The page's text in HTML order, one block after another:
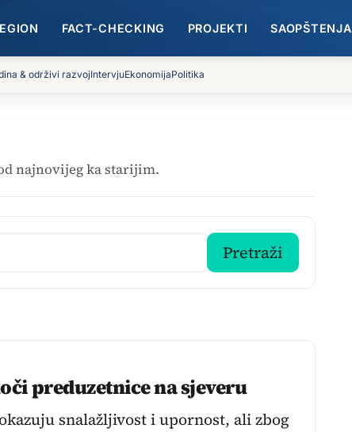
FACT-CHECKING PROJEKTI SAOPŠTENJA
& održivi razvojIntervjuEkonomijaPolitika
najnovijeg ka starijim.
Pretraži
preduzetnice na sjeveru
snalažljivost i upornost, ali zbog